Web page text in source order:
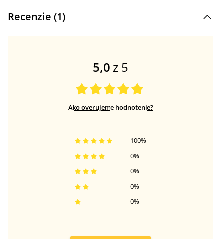
Recenzie (1)
5,0 z 5
Ako overujeme hodnotenie?
0%
0%
0%
0%
100%